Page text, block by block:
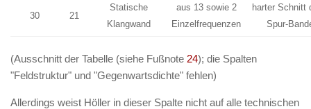
30 21
Statische
Klangwand
aus 13 sowie 2
Einzelfrequenzen
harter Schnitt
Spur-
(Ausschnitt der Tabelle (siehe Fußnote 24); die Spalten
"Feldstruktur" und "Gegenwartsdichte" fehlen)
Allerdings weist Höller in dieser Spalte nicht auf alle technischen